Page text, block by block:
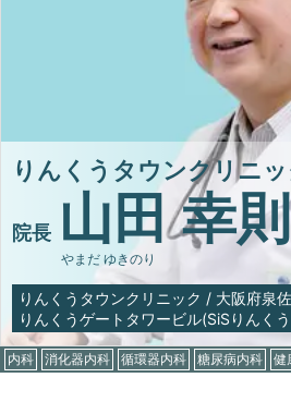
りんくうタウンクリニッ
院長 山田 幸則
やまだ ゆきのり
りんくうタウンクリニック / 大阪府泉
りんくうゲートタワービル(SiSりんく
内科 消化器内科 循環器内科 糖尿病内科 健